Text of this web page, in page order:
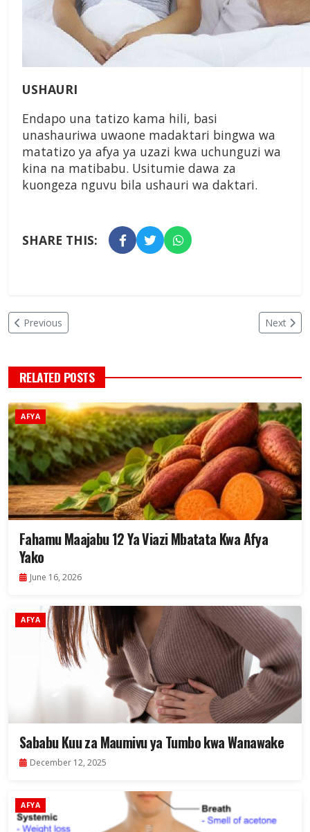
USHAURI
Endapo una tatizo kama hili, basi
unashauriwa uwaone madaktari bingwa wa
matatizo ya afya ya uzazi kwa uchunguzi wa
kina na matibabu. Usitumie dawa za
kuongeza nguvu bila ushauri wa daktari.
SHARE THIS:
Previous Next
RELATED POSTS
AFYA
Fahamu Maajabu 12 Ya Viazi Mbatata Kwa Afya
Yako
June 16, 2026
AFYA
Sababu Kuu za Maumivu ya Tumbo kwa Wanawake
December 12, 2025
AFYA